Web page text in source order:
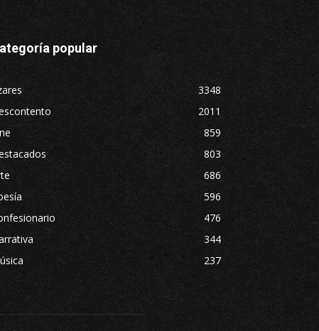
popular
3348
2011
859
803
686
596
476
344
237